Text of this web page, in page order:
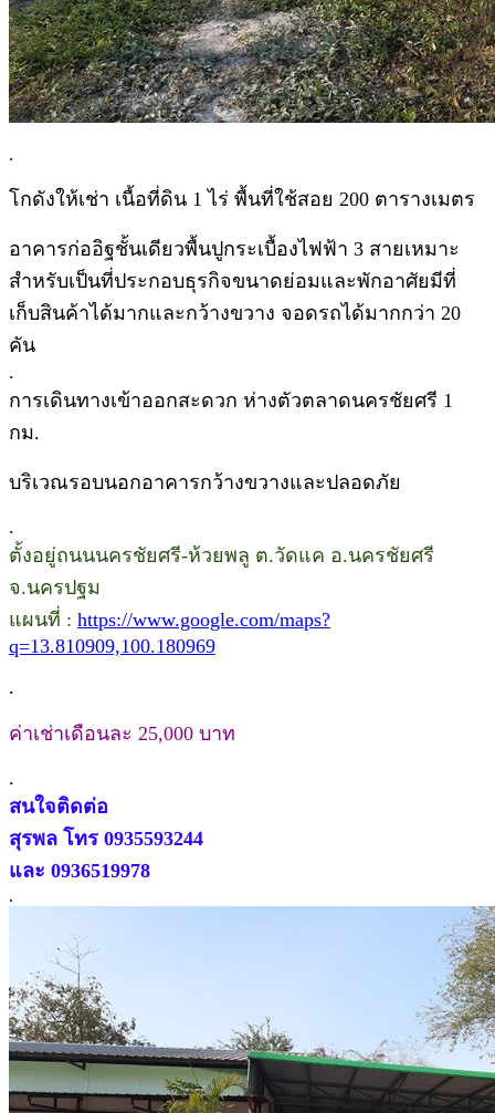
.
โกดังให้เช่า เนื้อที่ดิน 1 ไร่ พื้นที่ใช้สอย 200 ตารางเมตร
อาคารก่ออิฐชั้นเดียวพื้นปูกระเบื้องไฟฟ้า 3 สายเหมาะ
สำหรับเป็นที่ประกอบธุรกิจขนาดย่อมและพักอาศัยมีที่
เก็บสินค้าได้มากและกว้างขวาง จอดรถได้มากกว่า 20
คัน
.
การเดินทางเข้าออกสะดวก ห่างตัวตลาดนครชัยศรี 1
กม.
บริเวณรอบนอกอาคารกว้างขวางและปลอดภัย
.
ตั้งอยู่ถนนนครชัยศรี-ห้วยพลู ต.วัดแค อ.นครชัยศรี
จ.นครปฐม
แผนที่ : https://www.google.com/maps?
q=13.810909,100.180969
.
ค่าเช่าเดือนละ 25,000 บาท
.
สนใจติดต่อ
สุรพล โทร 0935593244
และ 0936519978
.